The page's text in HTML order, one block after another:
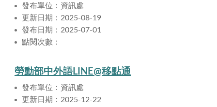
發布單位：資訊處
更新日期：2025-08-19
發布日期：2025-07-01
點閱次數：
勞動部中外語LINE@移點通
發布單位：資訊處
更新日期：2025-12-22